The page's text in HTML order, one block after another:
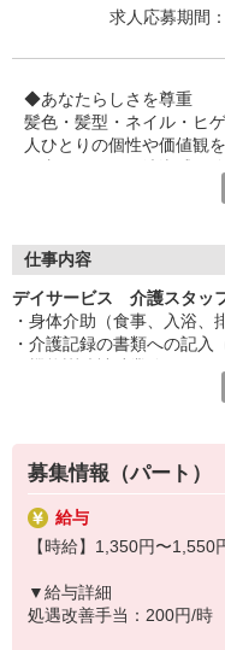
※業績による
※処遇改善手当は
求人応募期間
◆あなたらしさを尊重
髪色・髪型・ネイル・ヒ
人ひとりの個性や価値観
イルで無理なく働ける環
働いた分の給与を給料日
生制度です。※入社翌月
仕事内容
デイサービス 介護スタッ
・身体介助（食事、入浴、
・介護記録の書類への記入
・レクリエーションや体操
・送迎・添乗（運転業務あ
◆イベント企画も担当
お客様が楽しめるレクリエ
を自分で企画・実施できま
たやりたい」という声を直
好きな方にもピッタリです。
募集情報（パート）
給与
【時給】1,350円〜1,550
▼給与詳細
処遇改善手当：200円/時